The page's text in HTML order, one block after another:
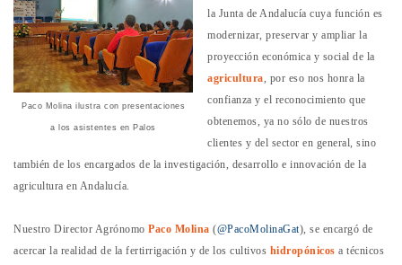
Paco Molina ilustra con presentaciones
a los asistentes en Palos
la Junta de Andalucía cuya función es
modernizar, preservar y ampliar la
proyección económica y social de la
agricultura, por eso nos honra la
confianza y el reconocimiento que
obtenemos, ya no sólo de nuestros
clientes y del sector en general, sino
también de los encargados de la investigación, desarrollo e innovación de la
agricultura en Andalucía.
Nuestro Director Agrónomo Paco Molina (@PacoMolinaGat), se encargó de
acercar la realidad de la fertirrigación y de los cultivos hidropónicos a técnicos